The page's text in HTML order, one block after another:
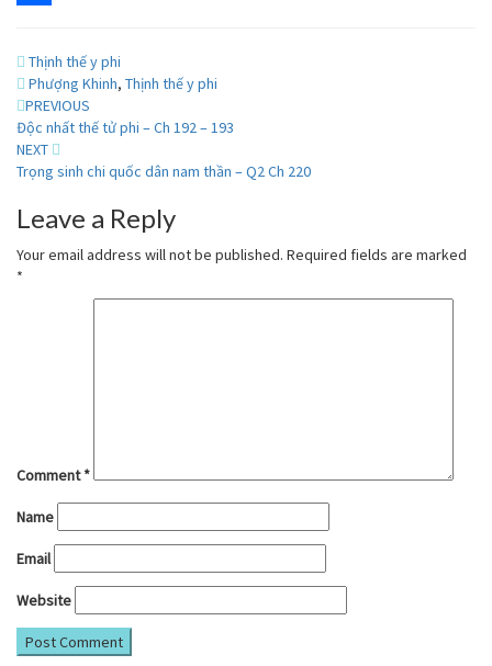
Thịnh thế y phi
Phượng Khinh, Thịnh thế y phi
Post
navigation
PREVIOUS
Độc nhất thế tử phi – Ch 192 – 193
NEXT
Trọng sinh chi quốc dân nam thần – Q2 Ch 220
Leave a Reply
Your email address will not be published. Required fields are marked
*
Comment*
Name
Email
Website